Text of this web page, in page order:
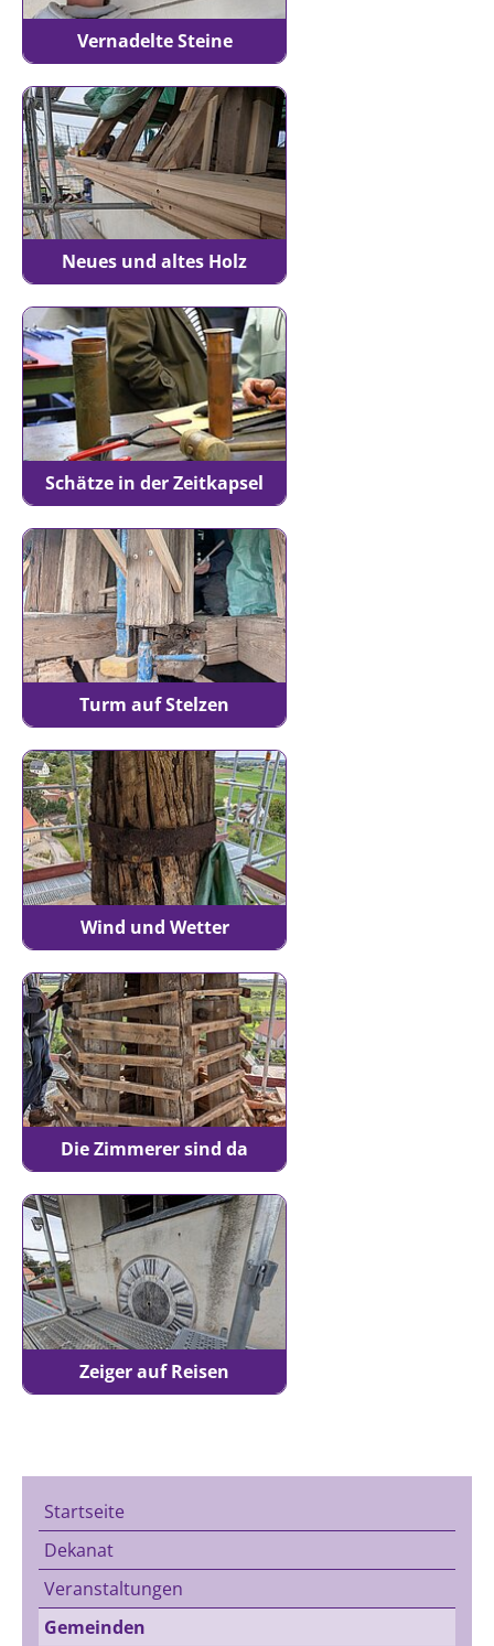
Vernadelte Steine
Neues und altes Holz
Schätze in der Zeitkapsel
Turm auf Stelzen
Wind und Wetter
Die Zimmerer sind da
Zeiger auf Reisen
Startseite
Dekanat
Veranstaltungen
Gemeinden